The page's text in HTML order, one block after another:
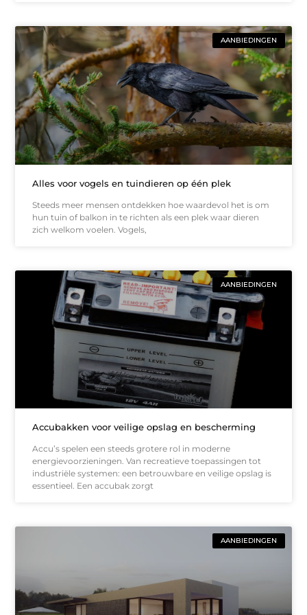
AANBIEDINGEN
Alles voor vogels en tuindieren op één plek
Steeds meer mensen ontdekken hoe waardevol het is om
hun tuin of balkon in te richten als een plek waar dieren
zich welkom voelen. Vogels,
AANBIEDINGEN
Accubakken voor veilige opslag en bescherming
Accu’s spelen een steeds grotere rol in moderne
energievoorzieningen. Van recreatieve toepassingen tot
industriële systemen: een betrouwbare en veilige opslag is
essentieel. Een accubak zorgt
AANBIEDINGEN